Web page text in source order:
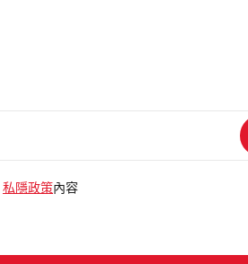
私隱政策 內容